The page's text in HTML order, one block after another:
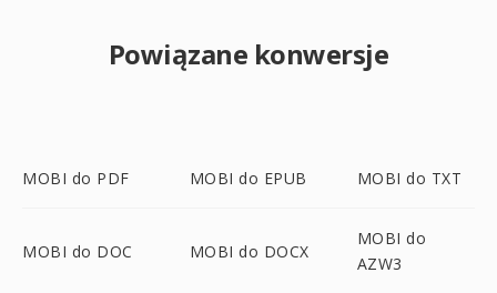
Powiązane konwersje
MOBI do PDF MOBI do EPUB MOBI do TXT
MOBI do DOC MOBI do DOCX
MOBI do
AZW3